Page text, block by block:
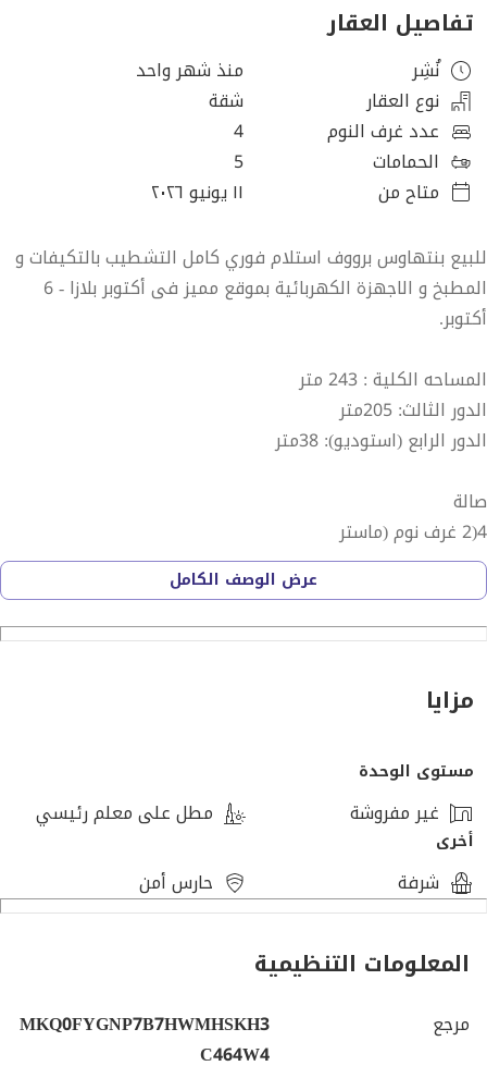
تفاصيل العقار
نُشِر
منذ شهر واحد
نوع العقار
شقة
عدد غرف النوم
4
الحمامات
5
متاح من
١١ يونيو ٢٠٢٦
للبيع بنتهاوس برووف استلام فوري كامل التشطيب بالتكيفات و
المطبخ و الاجهزة الكهربائية بموقع مميز فى أكتوبر بلازا - 6
أكتوبر.
المساحه الكلية : 243 متر
الدور الثالث: 205متر
الدور الرابع (استوديو): 38متر
صالة
4(2 غرف نوم (ماستر
4 حمامات
غرفة معيشة
مطيخ
رووف
استديو برووف يطل علي اللاند سكيب
باكيه جراج
مخزن بالجراج.
الدورين علي موقع متميز و متشطبين بالمطابخ و الدرسينج و
داخل غاز طبيعي
عرض الوصف الكامل
مزايا
مستوى الوحدة
غير مفروشة مطل على معلم رئيسي
أخرى
شرفة حارس أمن
المعلومات التنظيمية
مرجع
MKQ0FYGNP7B7HWMHSKH3
C464W4